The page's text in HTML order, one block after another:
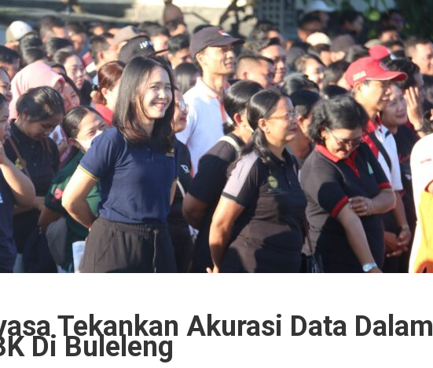
Tekankan Akurasi Data Dalam
Di Buleleng